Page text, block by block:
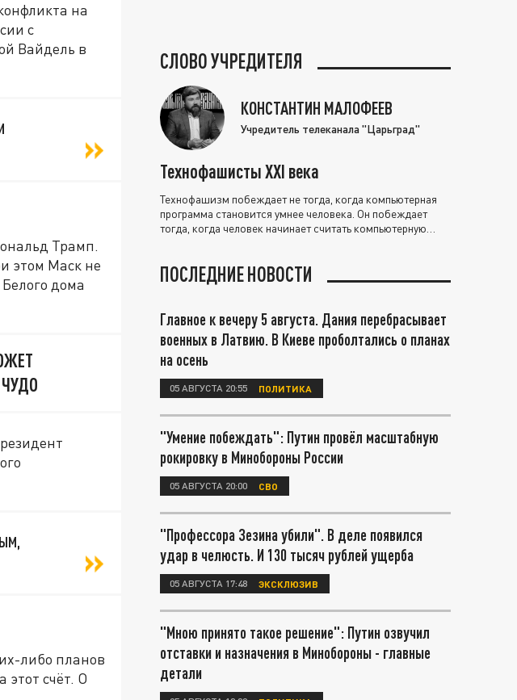
на
с
Вайдель в
Трамп.
этом Маск не
дома
либо планов
счёт. О
СЛОВО УЧРЕДИТЕЛЯ
КОНСТАНТИН МАЛОФЕЕВ
Учредитель телеканала "Царьград"
Технофашисты XXI века
Технофашизм побеждает не тогда, когда компьютерная
программа становится умнее человека. Он побеждает
тогда, когда человек начинает считать компьютерную
ПОСЛЕДНИЕ НОВОСТИ
Главное к вечеру 5 августа. Дания перебрасывает
военных в Латвию. В Киеве проболтались о планах
на осень
05 АВГУСТА 20:55 ПОЛИТИКА
"Умение побеждать": Путин провёл масштабную
рокировку в Минобороны России
05 АВГУСТА 20:00 СВО
"Профессора Зезина убили". В деле появился
удар в челюсть. И 130 тысяч рублей ущерба
05 АВГУСТА 17:48 ЭКСКЛЮЗИВ
"Мною принято такое решение": Путин озвучил
отставки и назначения в Минобороны - главные
детали